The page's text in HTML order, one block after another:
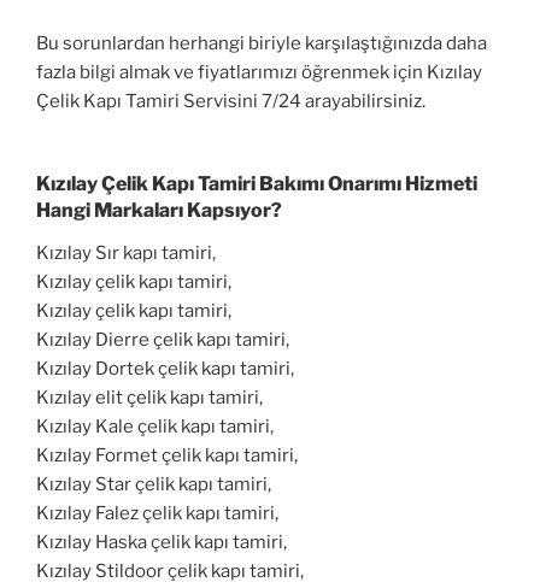
Bu sorunlardan herhangi biriyle karşılaştığınızda daha
fazla bilgi almak ve fiyatlarımızı öğrenmek için Kızılay
Çelik Kapı Tamiri Servisini 7/24 arayabilirsiniz.
Kızılay Çelik Kapı Tamiri Bakımı Onarımı Hizmeti
Hangi Markaları Kapsıyor?
Kızılay Sır kapı tamiri,
Kızılay çelik kapı tamiri,
Kızılay çelik kapı tamiri,
Kızılay Dierre çelik kapı tamiri,
Kızılay Dortek çelik kapı tamiri,
Kızılay elit çelik kapı tamiri,
Kızılay Kale çelik kapı tamiri,
Kızılay Formet çelik kapı tamiri,
Kızılay Star çelik kapı tamiri,
Kızılay Falez çelik kapı tamiri,
Kızılay Haska çelik kapı tamiri,
Kızılay Stildoor çelik kapı tamiri,